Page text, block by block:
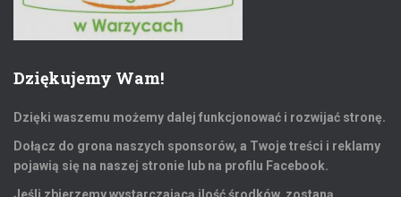
Dziękujemy Wam!
Dzięki waszemu możemy dalej funkcjonować i rozwijać stronę.
Dołącz do grona naszych sponsorów, a Twoje treści i reklamy
pojawią się na naszej stronie lub na profilu Facebook.